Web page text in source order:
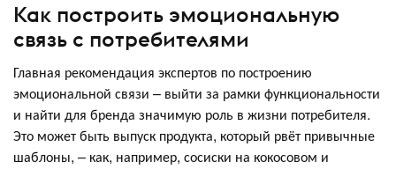
Как построить эмоциональную
связь с потребителями
Главная рекомендация экспертов по построению
эмоциональной связи – выйти за рамки функциональности
и найти для бренда значимую роль в жизни потребителя.
Это может быть выпуск продукта, который рвёт привычные
шаблоны, – как, например, сосиски на кокосовом и